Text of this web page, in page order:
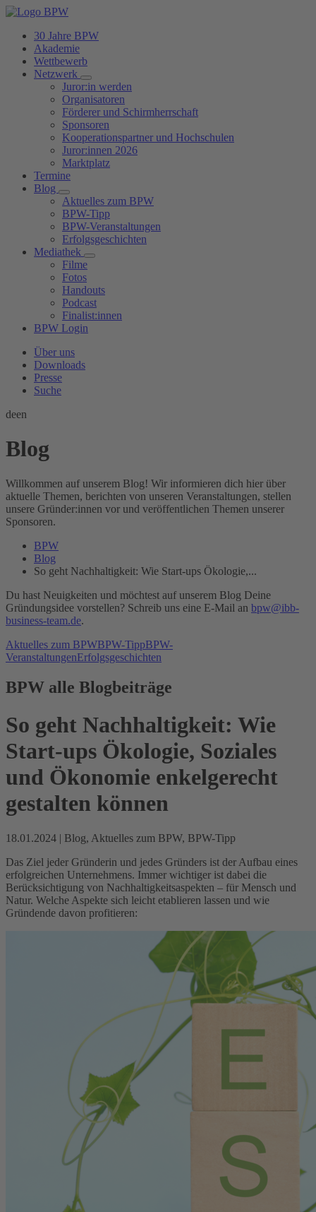
30 Jahre BPW
Akademie
Wettbewerb
Netzwerk
Juror:in werden
Organisatoren
Förderer und Schirmherrschaft
Sponsoren
Kooperationspartner und Hochschulen
Juror:innen 2026
Marktplatz
Termine
Blog
Aktuelles zum BPW
BPW-Tipp
BPW-Veranstaltungen
Erfolgsgeschichten
Mediathek
Filme
Fotos
Handouts
Podcast
Finalist:innen
BPW Login
Über uns
Downloads
Presse
Suche
deen
Blog
Willkommen auf unserem Blog! Wir informieren dich hier über
aktuelle Themen, berichten von unseren Veranstaltungen, stellen
unsere Gründer:innen vor und veröffentlichen Themen unserer
Sponsoren.
BPW
Blog
So geht Nachhaltigkeit: Wie Start-ups Ökologie,...
Du hast Neuigkeiten und möchtest auf unserem Blog Deine
Gründungsidee vorstellen? Schreib uns eine E-Mail an bpw@ibb-
business-team.de.
Aktuelles zum BPWBPW-TippBPW-
VeranstaltungenErfolgsgeschichten
BPW alle Blogbeiträge
So geht Nachhaltigkeit: Wie
Start-ups Ökologie, Soziales
und Ökonomie enkelgerecht
gestalten können
18.01.2024 | Blog, Aktuelles zum BPW, BPW-Tipp
Das Ziel jeder Gründerin und jedes Gründers ist der Aufbau eines
erfolgreichen Unternehmens. Immer wichtiger ist dabei die
Berücksichtigung von Nachhaltigkeitsaspekten – für Mensch und
Natur. Welche Aspekte sich leicht etablieren lassen und wie
Gründende davon profitieren: